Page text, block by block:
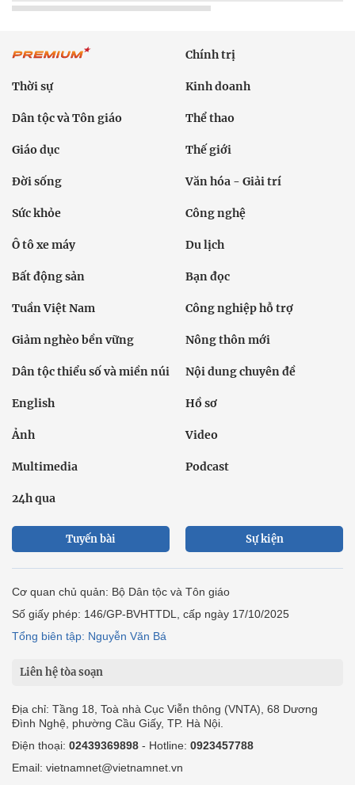
Chính trị
Thời sự Kinh doanh
Dân tộc và Tôn giáo Thể thao
Giáo dục Thế giới
Đời sống Văn hóa - Giải trí
Sức khỏe Công nghệ
Ô tô xe máy Du lịch
Bất động sản Bạn đọc
Tuần Việt Nam Công nghiệp hỗ trợ
Giảm nghèo bền vững Nông thôn mới
Dân tộc thiểu số và miền núi Nội dung chuyên đề
English Hồ sơ
Ảnh Video
Multimedia Podcast
24h qua
Tuyến bài Sự kiện
Cơ quan chủ quản: Bộ Dân tộc và Tôn giáo
Số giấy phép: 146/GP-BVHTTDL, cấp ngày 17/10/2025
Tổng biên tập: Nguyễn Văn Bá
Liên hệ tòa soạn
Địa chỉ: Tầng 18, Toà nhà Cục Viễn thông (VNTA), 68 Dương
Đình Nghệ, phường Cầu Giấy, TP. Hà Nội.
Điện thoại: 02439369898 - Hotline: 0923457788
Email: vietnamnet@vietnamnet.vn